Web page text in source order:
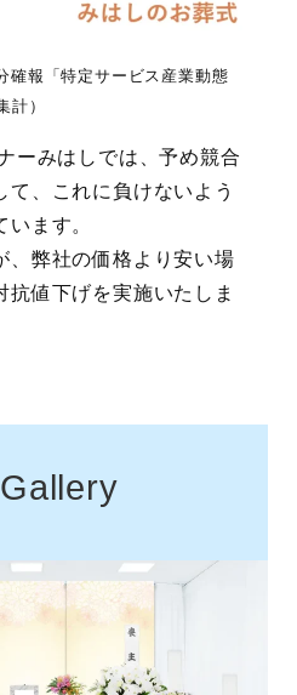
報「特定サービス産業動態
計）
ーみはしでは、予め競合
て、これに負けないよう
ます。
弊社の価格より安い場
抗値下げを実施いたしま